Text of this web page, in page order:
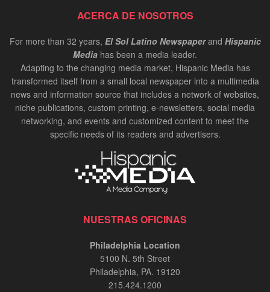
ACERCA DE NOSOTROS
For more than 32 years, El Sol Latino Newspaperand Hispanic
Media has been a media leader.
Adapting to the changing media market, Hispanic Media has
transformed itself from a small local newspaper into a multimedia
news and information source that includes a network of websites,
niche publications, custom printing, e-newsletters, social media
networking, and events and customized content to meet the
specific needs of its readers and advertisers.
NUESTRAS OFICINAS
Philadelphia Location
5100 N. 5th Street
Philadelphia, PA. 19120
215.424.1200